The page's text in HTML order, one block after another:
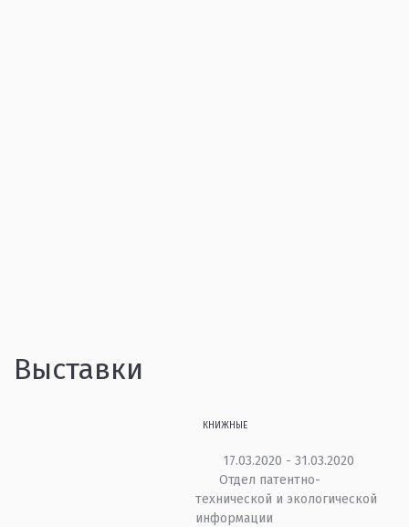
Выставки
КНИЖНЫЕ
17.03.2020 - 31.03.2020
Отдел патентно-
технической и экологической
информации